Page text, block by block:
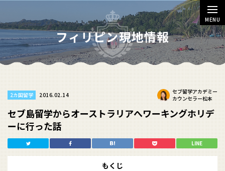
MENU
フィリピン現地情報
2カ国留学 2016.02.14
セブ留学アカデミー
カウンセラー松本
セブ島留学からオーストラリアへワーキングホリデ
ーに行った話
LINE
もくじ